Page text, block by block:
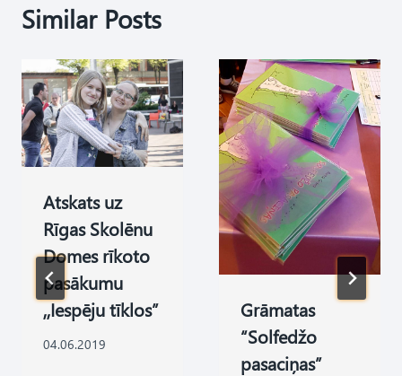
Similar Posts
Atskats uz
Rīgas Skolēnu
Domes rīkoto
pasākumu
,,Iespēju tīklos”
04.06.2019
Grāmatas
“Solfedžo
pasaciņas”